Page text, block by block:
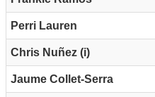
Perri Lauren
Chris Nuñez (i)
Jaume Collet-Serra